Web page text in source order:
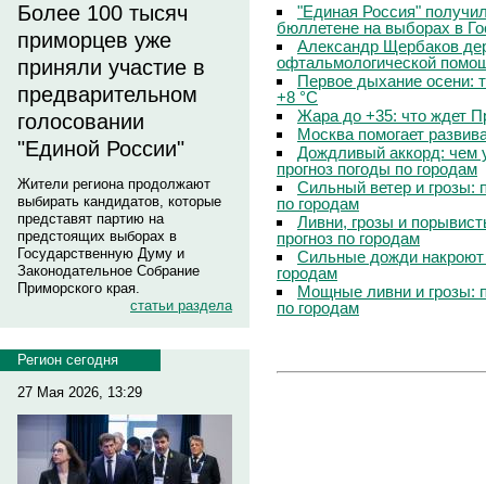
Более 100 тысяч
приморцев уже
приняли участие в
предварительном
голосовании
"Единой России"
Жители региона продолжают
выбирать кандидатов, которые
представят партию на
предстоящих выборах в
Государственную Думу и
Законодательное Собрание
Приморского края.
статьи раздела
Регион сегодня
27 Мая 2026, 13:29
"Единая Россия"
бюллетене на выборах в
Александр Щербаков
офтальмологической
Первое дыхание осени:
+8 °C
Жара до +35: что ждет
Москва помогает
Дождливый аккорд: чем
прогноз погоды по городам
Сильный ветер и грозы:
по городам
Ливни, грозы и
прогноз по городам
Сильные дожди
городам
Мощные ливни и грозы:
по городам